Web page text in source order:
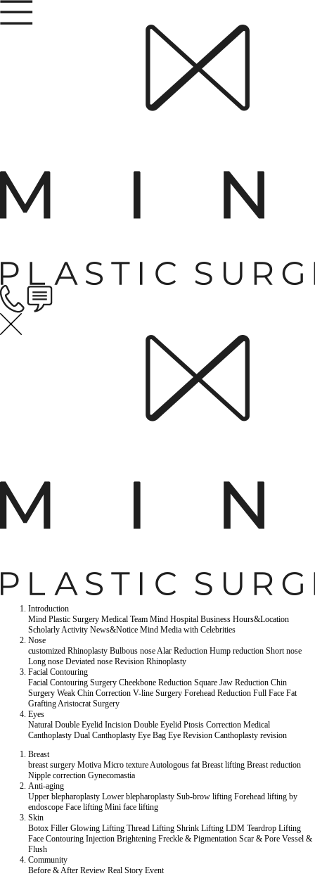
Introduction
Mind Plastic Surgery Medical Team Mind Hospital Business Hours&Location
Scholarly Activity News&Notice Mind Media with Celebrities
Nose
customized Rhinoplasty Bulbous noseAlar Reduction Hump reduction Short nose
Long nose Deviated nose Revision Rhinoplasty
Facial Contouring
Facial Contouring Surgery Cheekbone Reduction Square Jaw Reduction Chin
Surgery Weak Chin Correction V-line Surgery Forehead Reduction Full Face Fat
GraftingAristocrat Surgery
Eyes
Natural Double Eyelid Incision Double Eyelid Ptosis Correction Medical
Canthoplasty Dual Canthoplasty Eye Bag Eye Revision Canthoplasty revision
Breast
breast surgery Motiva Micro textureAutologous fat Breast lifting Breast reduction
Nipple correction Gynecomastia
Anti-aging
Upper blepharoplasty Lower blepharoplasty Sub-brow lifting Forehead lifting by
endoscope Face lifting Mini face lifting
Skin
Botox Filler Glowing Lifting Thread Lifting Shrink Lifting LDM Teardrop Lifting
Face Contouring Injection Brightening Freckle & Pigmentation Scar & Pore Vessel &
Flush
Community
Before & After Review Real Story Event